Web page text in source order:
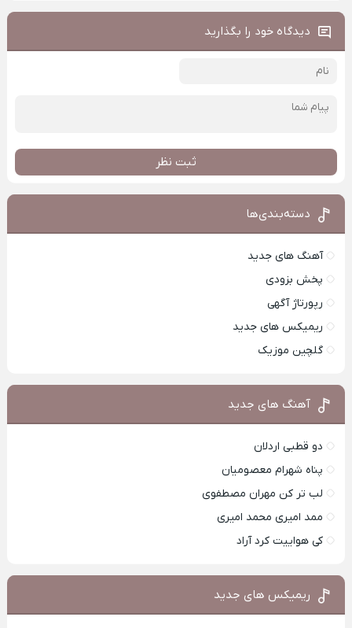
دیدگاه خود را بگذارید
ثبت نظر
دسته‌بندی‌ها
آهنگ های جدید
پخش بزودی
رپورتاژ آگهی
ریمیکس های جدید
گلچین موزیک
آهنگ های جدید
دو قطبی اردلان
پناه شهرام معصومیان
لب تر کن مهران مصطفوی
ممد امیری محمد امیری
کی هواییت کرد آراد
ریمیکس های جدید